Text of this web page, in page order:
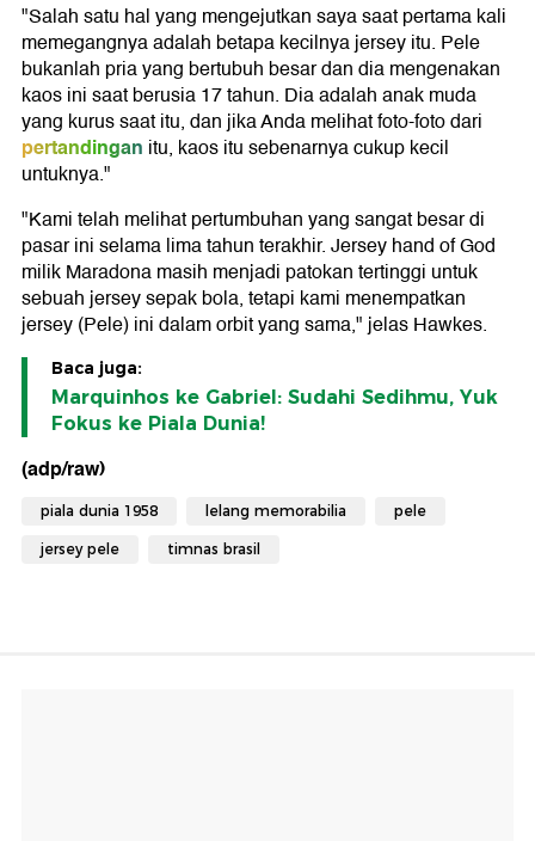
"Salah satu hal yang mengejutkan saya saat pertama kali
memegangnya adalah betapa kecilnya jersey itu. Pele
bukanlah pria yang bertubuh besar dan dia mengenakan
kaos ini saat berusia 17 tahun. Dia adalah anak muda
yang kurus saat itu, dan jika Anda melihat foto-foto dari
pertandingan itu, kaos itu sebenarnya cukup kecil
untuknya."
"Kami telah melihat pertumbuhan yang sangat besar di
pasar ini selama lima tahun terakhir. Jersey hand of God
milik Maradona masih menjadi patokan tertinggi untuk
sebuah jersey sepak bola, tetapi kami menempatkan
jersey (Pele) ini dalam orbit yang sama," jelas Hawkes.
Baca juga:
Marquinhos ke Gabriel: Sudahi Sedihmu, Yuk
Fokus ke Piala Dunia!
(adp/raw)
piala dunia 1958 lelang memorabilia pele
jersey pele timnas brasil